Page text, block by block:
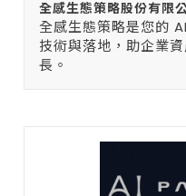
全感生態策略股份有限
全感生態策略是您的
技術與落地，助企業
長。